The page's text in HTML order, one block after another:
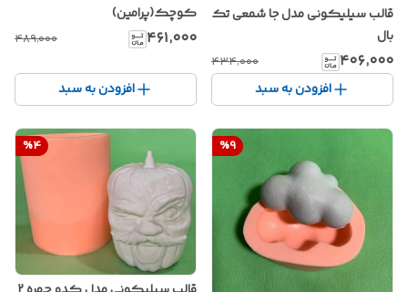
قالب سیلیکونی مدل جا شمعی تک
بال
۴۰۶٬۰۰۰ ۴۳۴٬۰۰۰
افزودن به سبد
کوچک(پرامین)
۴۶۱٬۰۰۰ ۴۸۹٬۰۰۰
افزودن به سبد
%9
%4